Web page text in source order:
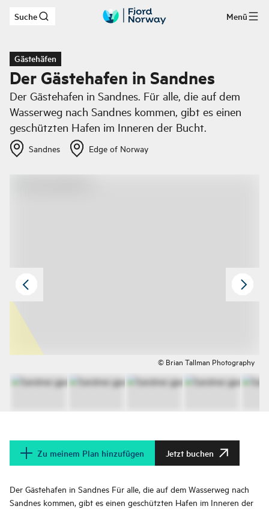
Zum Hauptinhalt
Suche Menü
Gästehäfen
Der Gästehafen in Sandnes
Der Gästehafen in Sandnes. Für alle, die auf dem
Wasserweg nach Sandnes kommen, gibt es einen
geschützten Hafen im Inneren der Bucht.
Sandnes Edge of Norway
© Brian Tallman Photography
Zu meinem Plan hinzufügen Jetzt buchen
Der Gästehafen in Sandnes Für alle, die auf dem Wasserweg nach
Sandnes kommen, gibt es einen geschützten Hafen im Inneren der